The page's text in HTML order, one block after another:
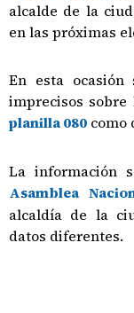
alcalde de la
en las próximas
En esta
imprecisos
planilla 080 como
La información
Asamblea
alcaldía de la
datos diferentes.